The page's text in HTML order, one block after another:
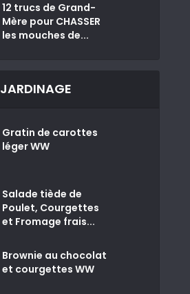
12 trucs de Grand-
Mère pour CHASSER
les mouches de...
JARDINAGE
Gratin de carottes
léger WW
Salade tiède de
Poulet, Courgettes
et Fromage frais...
Brownie au chocolat
et courgettes WW